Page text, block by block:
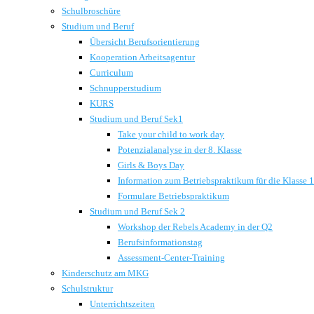
Schulbroschüre
Studium und Beruf
Übersicht Berufsorientierung
Kooperation Arbeitsagentur
Curriculum
Schnupperstudium
KURS
Studium und Beruf Sek1
Take your child to work day
Potenzialanalyse in der 8. Klasse
Girls & Boys Day
Information zum Betriebspraktikum für die Klasse
Formulare Betriebspraktikum
Studium und Beruf Sek 2
Workshop der Rebels Academy in der Q2
Berufsinformationstag
Assessment-Center-Training
Kinderschutz am MKG
Schulstruktur
Unterrichtszeiten